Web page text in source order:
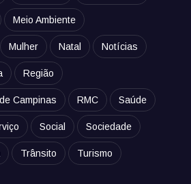
Meio Ambiente
Mulher Natal Notícias
Região
Campinas RMC Saúde
Social Sociedade
Trânsito Turismo